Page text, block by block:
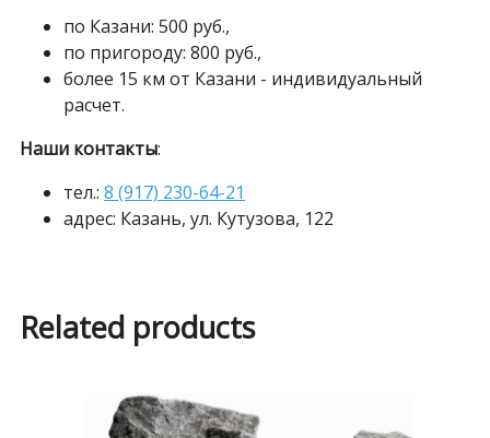
по Казани: 500 руб.,
по пригороду: 800 руб.,
более 15 км от Казани - индивидуальный
расчет.
Наши контакты:
тел.: 8 (917) 230-64-21
адрес: Казань, ул. Кутузова, 122
Related products